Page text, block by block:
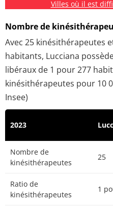
Villes où il est
Nombre de
Avec 25 kinésithérapeutes
habitants, Lucciana
libéraux de 1 pour 277
kinésithérapeutes pour 10
Insee)
2023
Nombre de
kinésithérapeutes
25
Ratio de
kinésithérapeutes
1